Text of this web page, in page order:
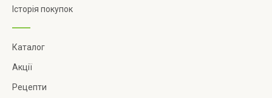
Історія покупок
Каталог
Акції
Рецепти